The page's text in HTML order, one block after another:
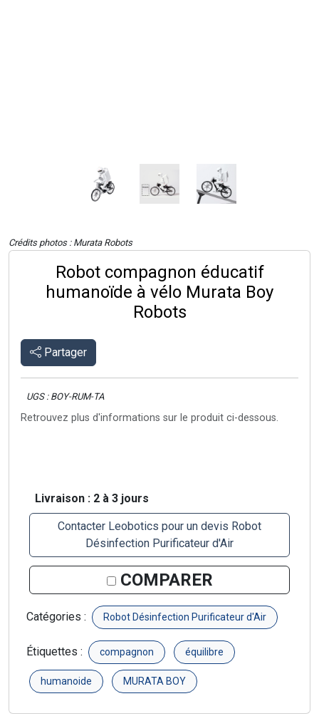
Crédits photos : Murata Robots
Robot compagnon éducatif
humanoïde à vélo Murata Boy
Robots
Partager
UGS : BOY-RUM-TA
Retrouvez plus d'informations sur le produit ci-dessous.
Livraison : 2 à 3 jours
Contacter Leobotics pour un devis Robot
Désinfection Purificateur d'Air
COMPARER
Catégories : Robot Désinfection Purificateur d'Air
Étiquettes : compagnon équilibre
humanoide MURATA BOY